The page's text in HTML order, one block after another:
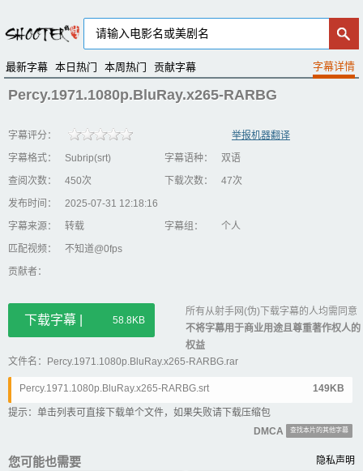
最新字幕 本日热门 本周热门 贡献字幕
Percy.1971.1080p.BluRay.x265-RARBG
字幕评分：
举报机器翻译
字幕格式：
Subrip(srt) 字幕语种：
双语
查阅次数：
450次 下载次数：
47次
发布时间：
2025-07-31 12:18:16
字幕来源：
转载 字幕组：
个人
匹配视频：
不知道@0fps
贡献者：
下载字幕 | 58.8KB
所有从射手网(伪)下载字幕的人均需同意
不将字幕用于商业用途且尊重著作权人的
权益
文件名：Percy.1971.1080p.BluRay.x265-RARBG.rar
Percy.1971.1080p.BluRay.x265-RARBG.srt 149KB
提示：单击列表可直接下载单个文件，如果失败请下载压缩包
DMCA
查找本片的其他字幕
您可能也需要 隐私声明